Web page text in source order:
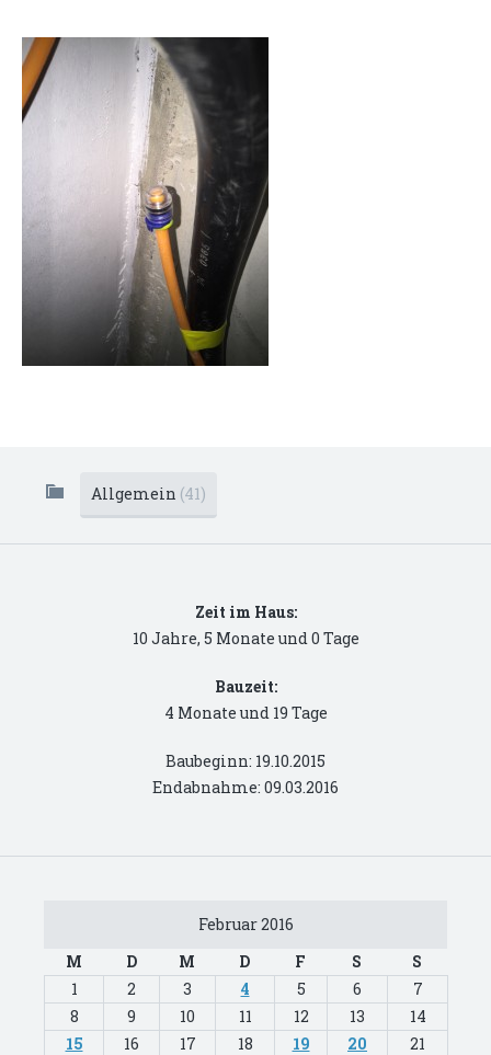
Allgemein (41)
Zeit im Haus:
10 Jahre, 5 Monate und 0 Tage
Bauzeit:
4 Monate und 19 Tage
Baubeginn: 19.10.2015
Endabnahme: 09.03.2016
Februar 2016
M
D M D F S
S
1
2 3 4 5 6
7
8
9 10 11 12 13
14
15
16 17 18 19 20
21